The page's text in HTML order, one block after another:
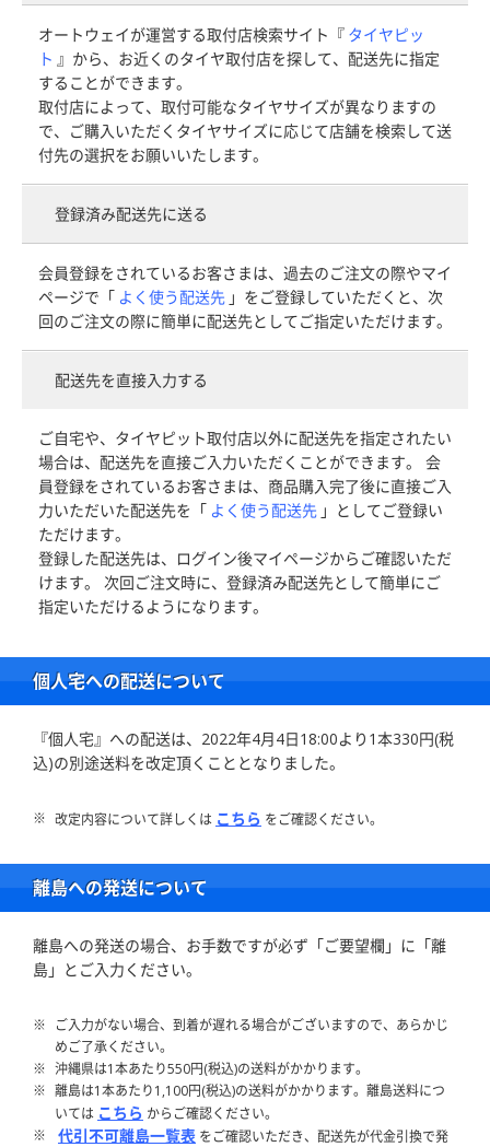
オートウェイが運営する取付店検索サイト『 タイヤピッ
ト 』から、お近くのタイヤ取付店を探して、配送先に指定
することができます。
取付店によって、取付可能なタイヤサイズが異なりますの
で、ご購入いただくタイヤサイズに応じて店舗を検索して送
付先の選択をお願いいたします。
登録済み配送先に送る
会員登録をされているお客さまは、過去のご注文の際やマイ
ページで「 よく使う配送先 」をご登録していただくと、次
回のご注文の際に簡単に配送先としてご指定いただけます。
配送先を直接入力する
ご自宅や、タイヤピット取付店以外に配送先を指定されたい
場合は、配送先を直接ご入力いただくことができます。 会
員登録をされているお客さまは、商品購入完了後に直接ご入
力いただいた配送先を「 よく使う配送先 」としてご登録い
ただけます。
登録した配送先は、ログイン後マイページからご確認いただ
けます。 次回ご注文時に、登録済み配送先として簡単にご
指定いただけるようになります。
個人宅への配送について
『個人宅』への配送は、2022年4月4日18:00より1本330円(税
込)の別途送料を改定頂くこととなりました。
改定内容について詳しくは こちら をご確認ください。
離島への発送について
離島への発送の場合、お手数ですが必ず「ご要望欄」に「離
島」とご入力ください。
ご入力がない場合、到着が遅れる場合がございますので、あらかじ
めご了承ください。
沖縄県は1本あたり550円(税込)の送料がかかります。
離島は1本あたり1,100円(税込)の送料がかかります。離島送料につ
いては こちら からご確認ください。
代引不可離島一覧表 をご確認いただき、配送先が代金引換で発